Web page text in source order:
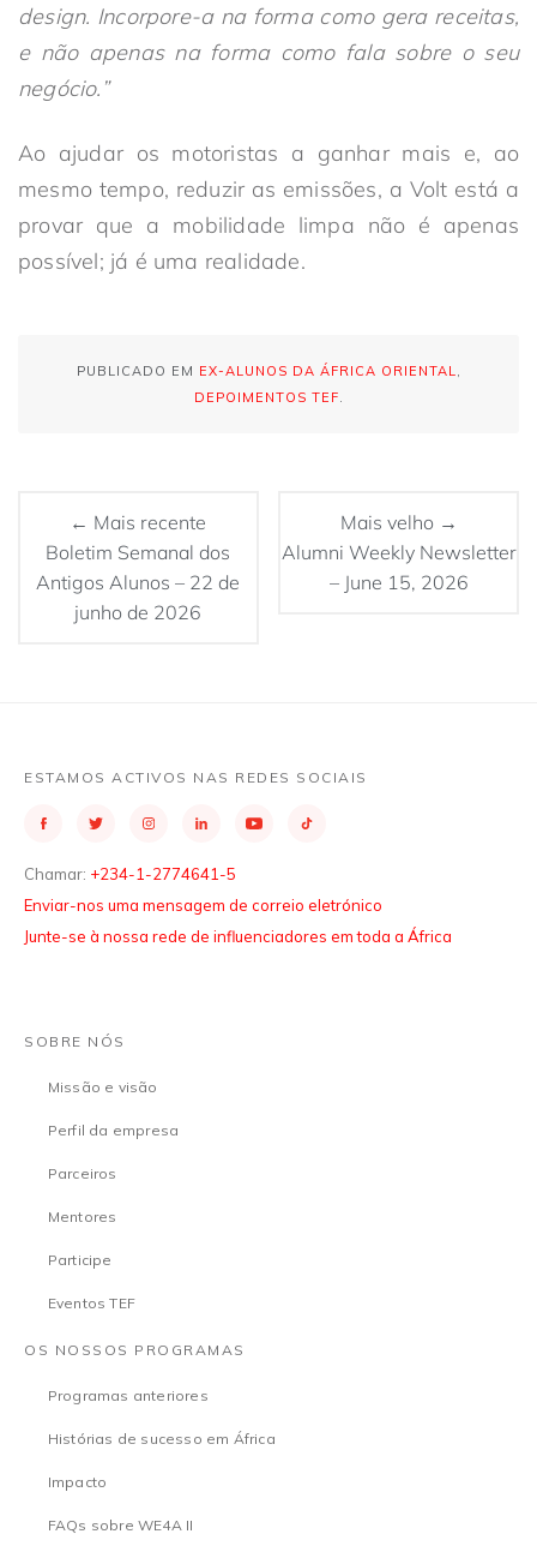
design. Incorpore-a na forma como gera receitas,
e não apenas na forma como fala sobre o seu
negócio.”
Ao ajudar os motoristas a ganhar mais e, ao
mesmo tempo, reduzir as emissões, a Volt está a
provar que a mobilidade limpa não é apenas
possível; já é uma realidade.
PUBLICADO EM EX-ALUNOS DA ÁFRICA ORIENTAL
DEPOIMENTOS TEF
← Mais recente
Boletim Semanal dos
Antigos Alunos – 22 de
junho de 2026
Mais velho →
Alumni Weekly Newsletter
– June 15, 2026
ESTAMOS ACTIVOS NAS REDES SOCIAIS
Chamar: +234-1-2774641-5
Enviar-nos uma mensagem de correio eletrónico
Junte-se à nossa rede de influenciadores em toda a África
SOBRE NÓS
Missão e visão
Perfil da empresa
Parceiros
Mentores
Participe
Eventos TEF
OS NOSSOS PROGRAMAS
Programas anteriores
Histórias de sucesso em África
Impacto
FAQs sobre WE4A II